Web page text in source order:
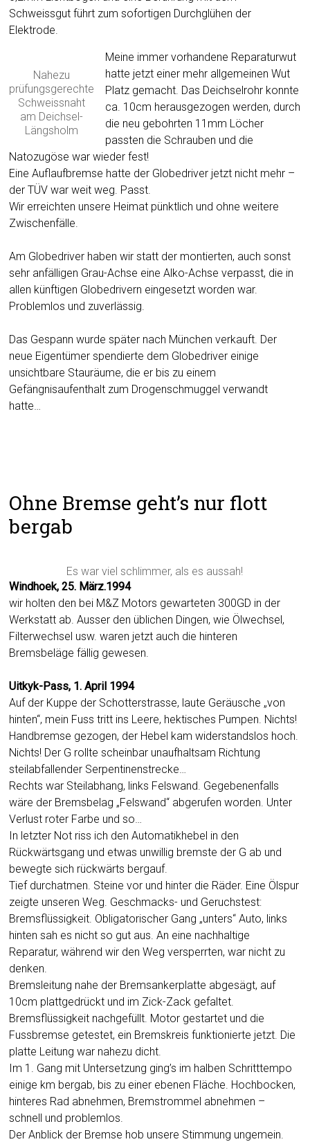
Schweissgut führt zum sofortigen Durchglühen der
Elektrode.
Nahezu
prüfungsgerechte
Schweissnaht
am Deichsel-
Längsholm
Meine immer vorhandene Reparaturwut
hatte jetzt einer mehr allgemeinen Wut
Platz gemacht. Das Deichselrohr konnte
ca. 10cm herausgezogen werden, durch
die neu gebohrten 11mm Löcher
passten die Schrauben und die
Natozugöse war wieder fest!
Eine Auflaufbremse hatte der Globedriver jetzt nicht mehr –
der TÜV war weit weg. Passt.
Wir erreichten unsere Heimat pünktlich und ohne weitere
Zwischenfälle.
Am Globedriver haben wir statt der montierten, auch sonst
sehr anfälligen Grau-Achse eine Alko-Achse verpasst, die in
allen künftigen Globedrivern eingesetzt worden war.
Problemlos und zuverlässig.
Das Gespann wurde später nach München verkauft. Der
neue Eigentümer spendierte dem Globedriver einige
unsichtbare Stauräume, die er bis zu einem
Gefängnisaufenthalt zum Drogenschmuggel verwandt
hatte…
Ohne Bremse geht’s nur flott
bergab
Es war viel schlimmer, als es aussah!
Windhoek, 25. März.1994
wir holten den bei M&Z Motors gewarteten 300GD in der
Werkstatt ab. Ausser den üblichen Dingen, wie Ölwechsel,
Filterwechsel usw. waren jetzt auch die hinteren
Bremsbeläge fällig gewesen.
Uitkyk-Pass, 1. April 1994
Auf der Kuppe der Schotterstrasse, laute Geräusche „von
hinten“, mein Fuss tritt ins Leere, hektisches Pumpen. Nichts!
Handbremse gezogen, der Hebel kam widerstandslos hoch.
Nichts! Der G rollte scheinbar unaufhaltsam Richtung
steilabfallender Serpentinenstrecke…
Rechts war Steilabhang, links Felswand. Gegebenenfalls
wäre der Bremsbelag „Felswand“ abgerufen worden. Unter
Verlust roter Farbe und so…
In letzter Not riss ich den Automatikhebel in den
Rückwärtsgang und etwas unwillig bremste der G ab und
bewegte sich rückwärts bergauf.
Tief durchatmen. Steine vor und hinter die Räder. Eine Ölspur
zeigte unseren Weg. Geschmacks- und Geruchstest:
Bremsflüssigkeit. Obligatorischer Gang „unters“ Auto, links
hinten sah es nicht so gut aus. An eine nachhaltige
Reparatur, während wir den Weg versperrten, war nicht zu
denken.
Bremsleitung nahe der Bremsankerplatte abgesägt, auf
10cm plattgedrückt und im Zick-Zack gefaltet.
Bremsflüssigkeit nachgefüllt. Motor gestartet und die
Fussbremse getestet, ein Bremskreis funktionierte jetzt. Die
platte Leitung war nahezu dicht.
Im 1. Gang mit Untersetzung ging’s im halben Schritttempo
einige km bergab, bis zu einer ebenen Fläche. Hochbocken,
hinteres Rad abnehmen, Bremstrommel abnehmen –
schnell und problemlos.
Der Anblick der Bremse hob unsere Stimmung ungemein.